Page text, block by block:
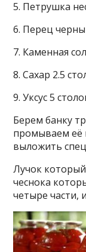
5. Петрушка
6. Перец
7. Каменная
8. Сахар 2.5
9. Уксус 5
Берем банку
промываем её
выложить
Лучок
чеснока
четыре части,